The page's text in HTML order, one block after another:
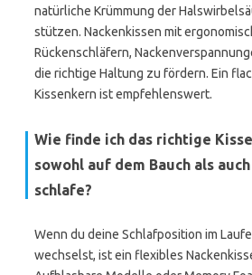
natürliche Krümmung der
stützen. Nackenkissen mit
Rückenschläfern,
die richtige Haltung zu fördern. Ein
Kissenkern ist empfehlenswert.
Wie finde ich das richtige
sowohl auf dem Bauch als
schlafe?
Wenn du deine Schlafposition im
wechselst, ist ein flexibles